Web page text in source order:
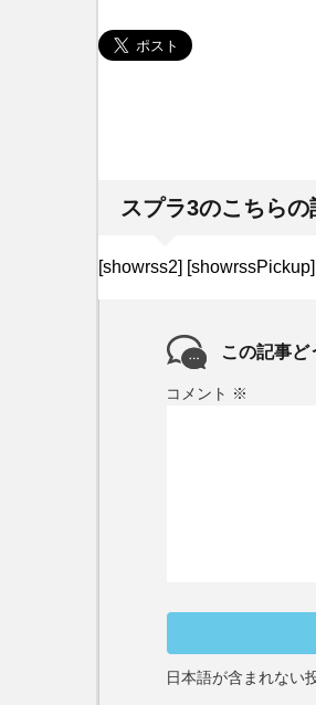
スプラ3のこちら
[showrss2] [showrssPickup]
この記事ど
コメント ※
日本語が含まれない